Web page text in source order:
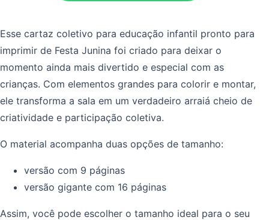
Esse cartaz coletivo para educação infantil pronto para
imprimir de Festa Junina foi criado para deixar o
momento ainda mais divertido e especial com as
crianças. Com elementos grandes para colorir e montar,
ele transforma a sala em um verdadeiro arraiá cheio de
criatividade e participação coletiva.
O material acompanha duas opções de tamanho:
versão com 9 páginas
versão gigante com 16 páginas
Assim, você pode escolher o tamanho ideal para o seu